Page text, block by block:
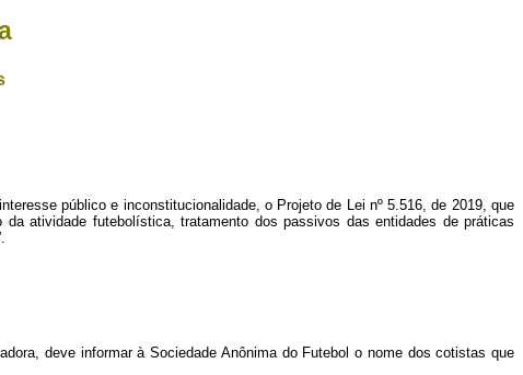
público e inconstitucionalidade, o Projeto de Lei nº 5.516, de 2019, que
atividade futebolística, tratamento dos passivos das entidades de práticas
deve informar à Sociedade Anônima do Futebol o nome dos cotistas que